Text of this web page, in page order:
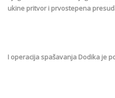
ukine pritvor i prvostepena
I operacija spašavanja Dodika je